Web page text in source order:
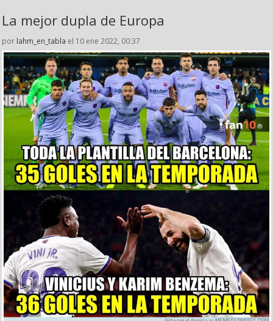
La mejor dupla de Europa
por lahm_en_tabla el 10 ene 2022, 00:37